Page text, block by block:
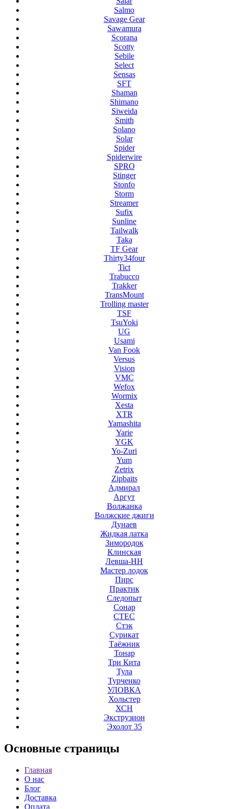
Salmo
Savage Gear
Sawamura
Scorana
Scotty
Sebile
Select
Sensas
SFT
Shaman
Shimano
Siweida
Smith
Solano
Solar
Spider
Spiderwire
SPRO
Stinger
Stonfo
Storm
Streamer
Sufix
Sunline
Tailwalk
Taka
TF Gear
Thirty34four
Tict
Trabucco
Trakker
TransMount
Trolling master
TSF
TsuYoki
UG
Usami
Van Fook
Versus
Vision
VMC
Wefox
Wormix
Xesta
XTR
Yamashita
Yarie
YGK
Yo-Zuri
Yum
Zetrix
Zipbaits
Адмирал
Аргут
Волжанка
Волжские джиги
Дунаев
Жидкая латка
Зимородок
Клинская
Левша-НН
Мастер лодок
Пирс
Практик
Следопыт
Сонар
СТЕС
Стэк
Сурикат
Таёжник
Тонар
Три Кита
Тула
Турченко
УЛОВКА
Хольстер
ХСН
Экструзион
Эхолот 35
Основные страницы
Главная
О нас
Блог
Доставка
Оплата